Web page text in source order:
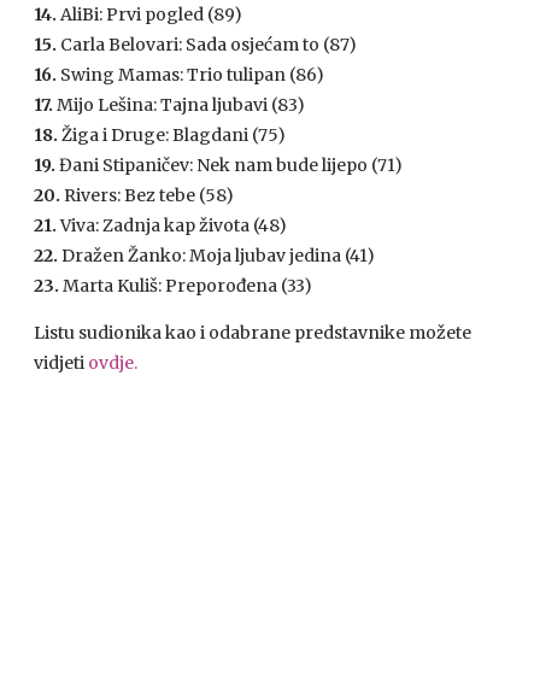
14. AliBi: Prvi pogled (89)
15. Carla Belovari: Sada osjećam to (87)
16. Swing Mamas: Trio tulipan (86)
17. Mijo Lešina: Tajna ljubavi (83)
18. Žiga i Druge: Blagdani (75)
19. Đani Stipaničev: Nek nam bude lijepo (71)
20. Rivers: Bez tebe (58)
21.Viva: Zadnja kap života (48)
22. Dražen Žanko: Moja ljubav jedina (41)
23. Marta Kuliš: Preporođena (33)
Listu sudionika kao i odabrane predstavnike možete
vidjeti ovdje.